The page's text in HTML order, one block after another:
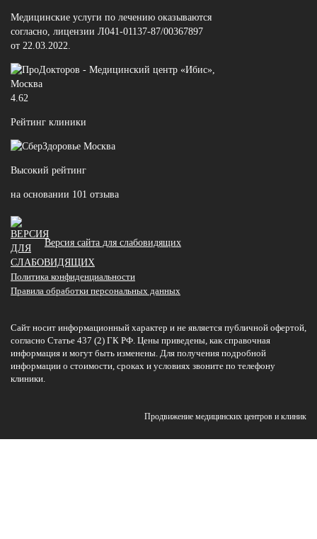
Медицинские услуги по лечению оказываются
согласно, лицензии Л041-01137-87/00367897
от 22.03.2022.
4.62
Рейтинг клиники
Высокий рейтинг
на основании 101 отзыва
Версия сайта для слабовидящих
Политика конфиденциальности
Правила обработки персональных данных
Сайт носит информационный характер и не является публичной офертой,
согласно Статье 437 (2) ГК РФ. Цены приведены, как справочная
информация и могут быть изменены. Для получения подробной
информации о стоимости, сроках и условиях звоните по телефону
клиники.
Продвижение медицинских центров и клиник